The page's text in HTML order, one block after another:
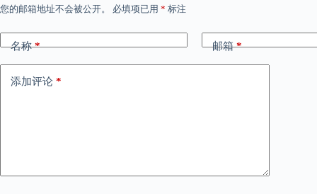
您的邮箱地址不会被公开。 必填项已用 * 标注
名称* 邮箱*
添加评论 *